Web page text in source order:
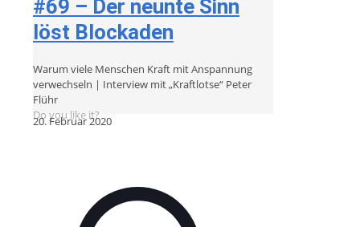
#69 – Der neunte Sinn
löst Blockaden
Warum viele Menschen Kraft mit Anspannung
verwechseln | Interview mit „Kraftlotse“ Peter
Flühr
Do you like it?
20. Februar 2020